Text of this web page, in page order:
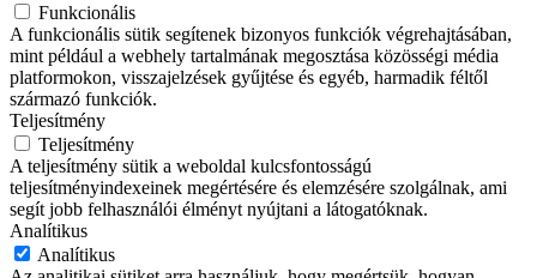
Funkcionális
A funkcionális sütik segítenek bizonyos funkciók végrehajtásában,
mint például a webhely tartalmának megosztása közösségi média
platformokon, visszajelzések gyűjtése és egyéb, harmadik féltől
származó funkciók.
Teljesítmény
Teljesítmény
A teljesítmény sütik a weboldal kulcsfontosságú
teljesítményindexeinek megértésére és elemzésére szolgálnak, ami
segít jobb felhasználói élményt nyújtani a látogatóknak.
Analítikus
Analítikus